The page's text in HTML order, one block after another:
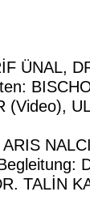
ÜNAL,
(Video),
NALCI
TALİN